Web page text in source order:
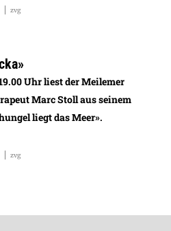
zvg
Uhr liest der Meilemer
Marc Stoll aus seinem
liegt das Meer».
zvg